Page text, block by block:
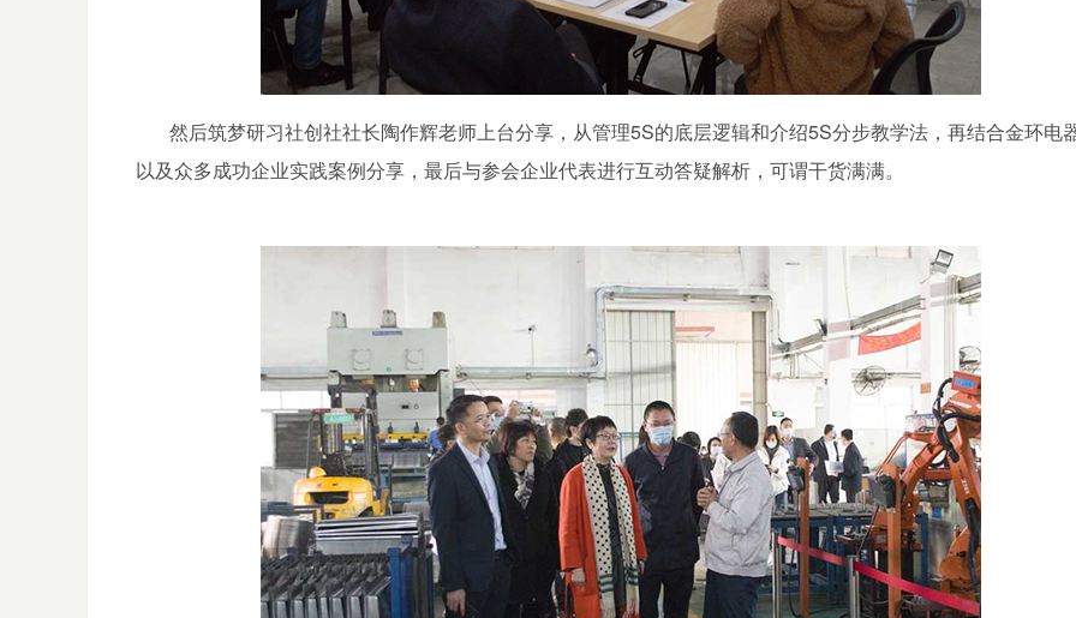
然后筑梦研习社创社社长陶作辉老师上台分享，从管理5S的底层逻辑和介绍5S分步教学法，再结合金环电
以及众多成功企业实践案例分享， 最后与参会企业代表进行互动答疑解析，可谓干货满满。